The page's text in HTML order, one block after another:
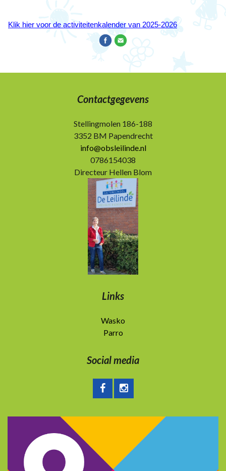
Klik hier voor de activiteitenkalender van 2025-2026
Contactgegevens
Stellingmolen 186-188
3352 BM Papendrecht
info@obsleilinde.nl
0786154038
Directeur Hellen Blom
Links
Wasko
Parro
Social media